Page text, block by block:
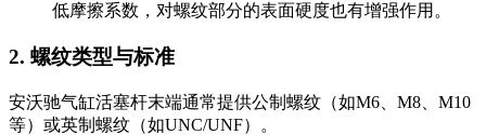
低摩擦系数，对螺纹部分的表面硬度也有增强作用。
2. 螺纹类型与标准
安沃驰气缸活塞杆末端通常提供公制螺纹（如M6、M8、M10
等）或英制螺纹（如UNC/UNF）。